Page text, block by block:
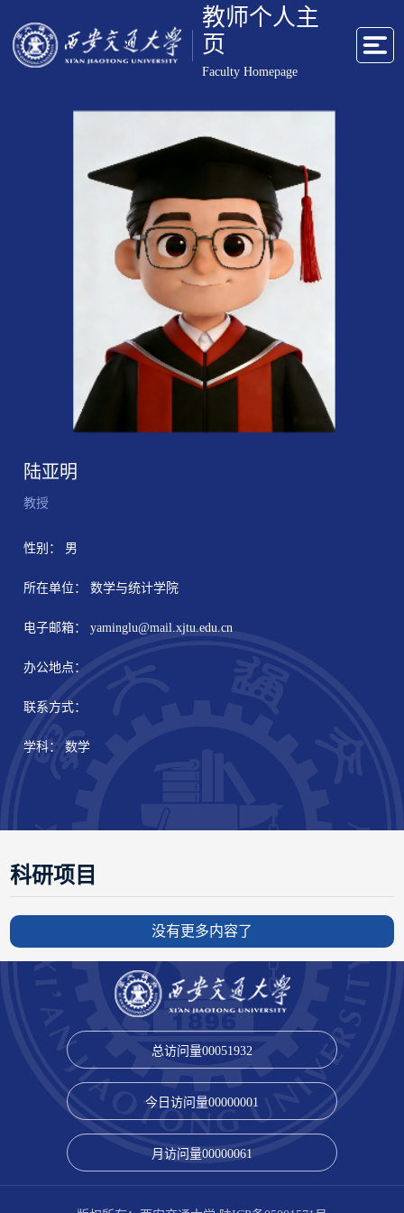
教师个人主
页
Faculty Homepage
陆亚明
教授
性别： 男
所在单位： 数学与统计学院
电子邮箱：yaminglu@mail.xjtu.edu.cn
办公地点：
联系方式：
学科： 数学
科研项目
没有更多内容了
总访问量00051932
今日访问量00000001
月访问量00000061